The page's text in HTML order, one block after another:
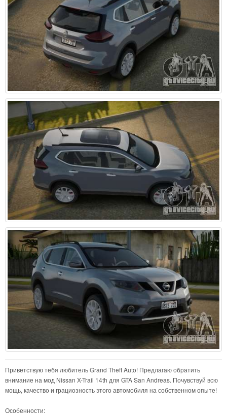
Приветствую тебя любитель Grand Theft Auto! Предлагаю обратить
внимание на мод Nissan X-Trail 14th для GTA San Andreas. Почувствуй всю
мощь, качество и грациозность этого автомобиля на собственном опыте!
Особенности: